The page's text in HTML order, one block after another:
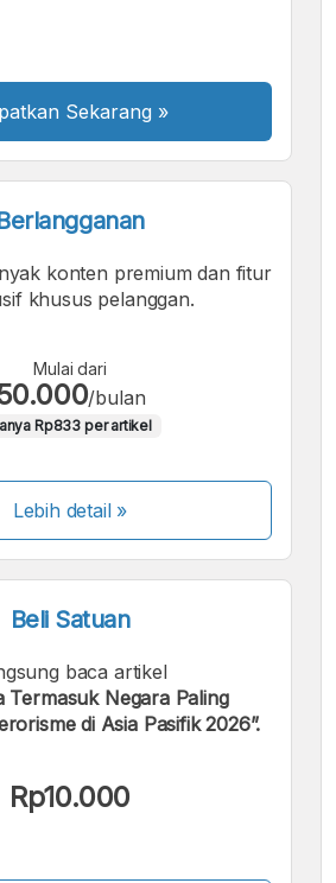
Sekarang »
konten premium dan fitur
khusus pelanggan.
Mulai dari
/bulan
Rp833 per artikel
Lebih detail »
Beli Satuan
baca artikel
Termasuk Negara Paling
di Asia Pasifik 2026”.
Rp10.000